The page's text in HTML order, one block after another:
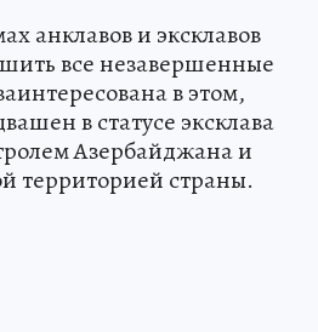
анклавов и эксклавов
все незавершенные
в этом,
в статусе эксклава
Азербайджана и
территорией страны.